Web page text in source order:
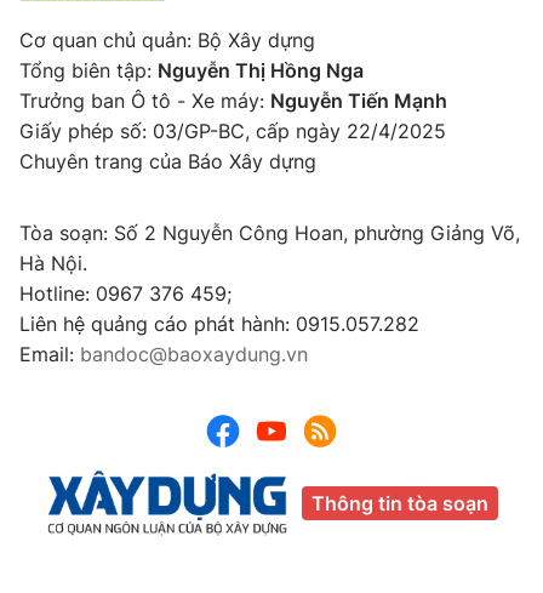
Cơ quan chủ quản: Bộ Xây dựng
Tổng biên tập: Nguyễn Thị Hồng Nga
Trưởng ban Ô tô - Xe máy: Nguyễn Tiến Mạnh
Giấy phép số: 03/GP-BC, cấp ngày 22/4/2025
Chuyên trang của Báo Xây dựng
Tòa soạn: Số 2 Nguyễn Công Hoan, phường Giảng Võ,
Hà Nội.
Hotline: 0967 376 459;
Liên hệ quảng cáo phát hành: 0915.057.282
Email: bandoc@baoxaydung.vn
Thông tin tòa soạn